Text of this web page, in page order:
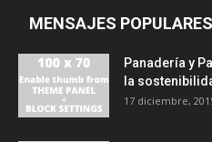
MENSAJES POPULARES
Panadería y
la
17 diciembre,